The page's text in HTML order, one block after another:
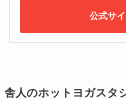
公式サ
舎人のホットヨガスタ